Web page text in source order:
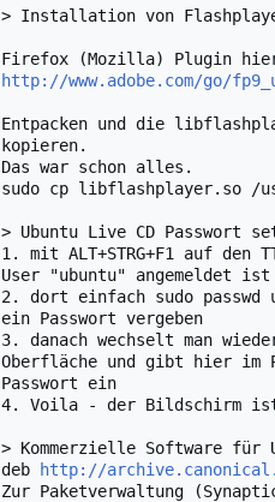
> Installation von
http://www.adobe.com/go/
Entpacken und die
kopieren.
Das war schon alles.
sudo cp libflashplayer.so
> Ubuntu Live CD Passwort
1. mit ALT+STRG+F1 auf den
User "ubuntu" angemeldet ist
2. dort einfach sudo passwd
ein Passwort vergeben
3. danach wechselt man
Oberfläche und gibt hier im
Passwort ein
4. Voila - der Bildschirm
> Kommerzielle Software für
deb
http://
Zur Paketverwaltung